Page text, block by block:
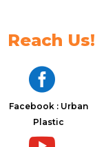
Reach Us!

Facebook : Urban
Plastic